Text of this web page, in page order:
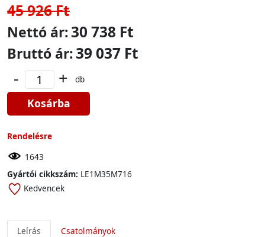
45 926 Ft
Nettó ár:30 738 Ft
Bruttó ár:39 037 Ft
- + db
Kosárba
Rendelésre
1643
Gyártói cikkszám: LE1M35M716
Kedvencek
Leírás Csatolmányok